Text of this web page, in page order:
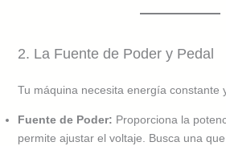
2. La Fuente de Poder y Pedal
Tu máquina necesita energía constante
Fuente de Poder: Proporciona la
permite ajustar el voltaje. Busca una